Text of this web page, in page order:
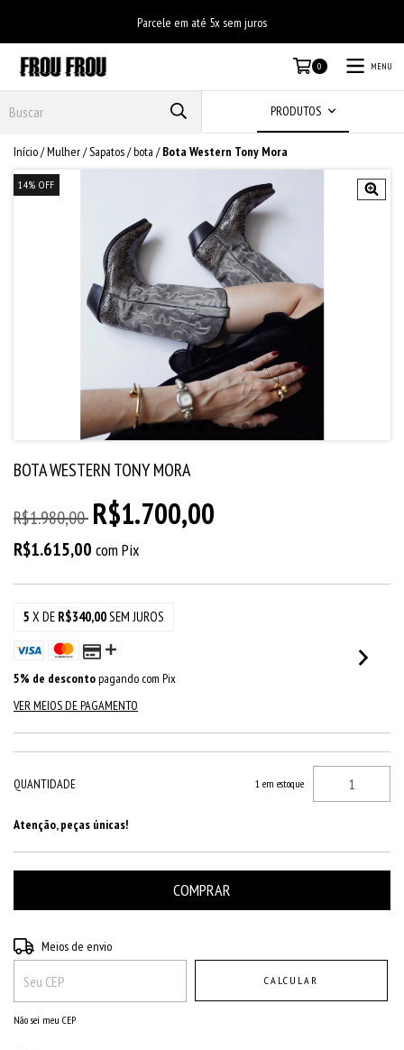
Parcele em até 5x sem juros
0 MENU
PRODUTOS
Início/Mulher/Sapatos/bota / Bota Western Tony Mora
14% OFF
BOTA WESTERN TONY MORA
R$1.980,00 R$1.700,00
R$1.615,00 com Pix
5 X DE R$340,00SEM JUROS
5% de descontopagando com Pix
VER MEIOS DE PAGAMENTO
QUANTIDADE 1 em estoque
Atenção, peças únicas!
Entregas para o CEP:
Meios de envio
CALCULAR
Não sei meu CEP